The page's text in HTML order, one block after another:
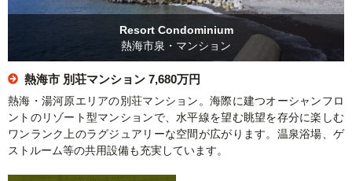
Resort Condominium
熱海市泉・マンション
熱海市 別荘マンション 7,680万円
熱海・湯河原エリアの別荘マンション。海際に建つオーシャンフロ
ントのリゾート型マンションで、水平線を望む眺望を存分に楽しむ
ワンランク上のラグジュアリーな空間が広がります。温泉浴場、ゲ
ストルーム等の共用設備も充実しています。